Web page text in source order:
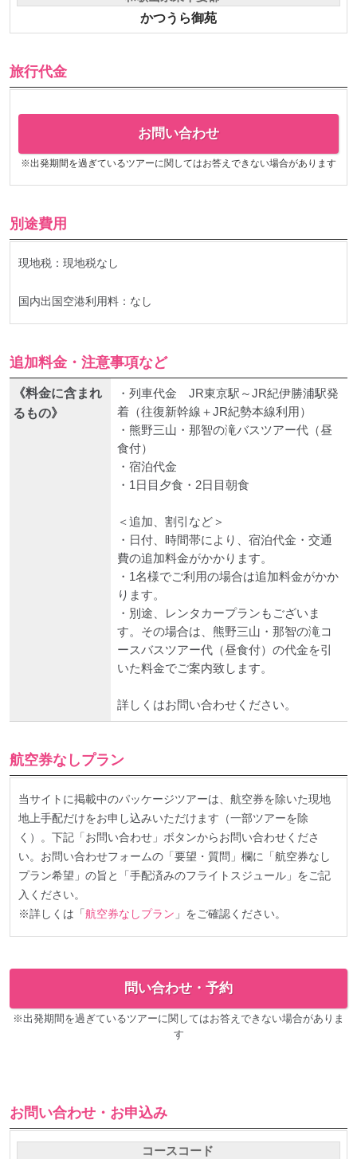
かつうら御苑
旅行代金
お問い合わせ
※出発期間を過ぎているツアーに関してはお答えできない場合があります
別途費用
現地税：現地税なし
国内出国空港利用料：なし
追加料金・注意事項など
《料金に含まれ
るもの》
・列車代金 JR東京駅～JR紀伊勝浦駅発
着（往復新幹線＋JR紀勢本線利用）
・熊野三山・那智の滝バスツアー代（昼
食付）
・宿泊代金
・1日目夕食・2日目朝食
＜追加、割引など＞
・日付、時間帯により、宿泊代金・交通
費の追加料金がかかります。
・1名様でご利用の場合は追加料金がかか
ります。
・別途、レンタカープランもございま
す。その場合は、熊野三山・那智の滝コ
ースバスツアー代（昼食付）の代金を引
いた料金でご案内致します。
詳しくはお問い合わせください。
航空券なしプラン
当サイトに掲載中のパッケージツアーは、航空券を除いた現地
地上手配だけをお申し込みいただけます（一部ツアーを除
く）。下記「お問い合わせ」ボタンからお問い合わせくださ
い。お問い合わせフォームの「要望・質問」欄に「航空券なし
プラン希望」の旨と「手配済みのフライトスジュール」をご記
入ください。
※詳しくは「 航空券なしプラン 」をご確認ください。
問い合わせ・予約
※出発期間を過ぎているツアーに関してはお答えできない場合がありま
す
お問い合わせ・お申込み
コースコード